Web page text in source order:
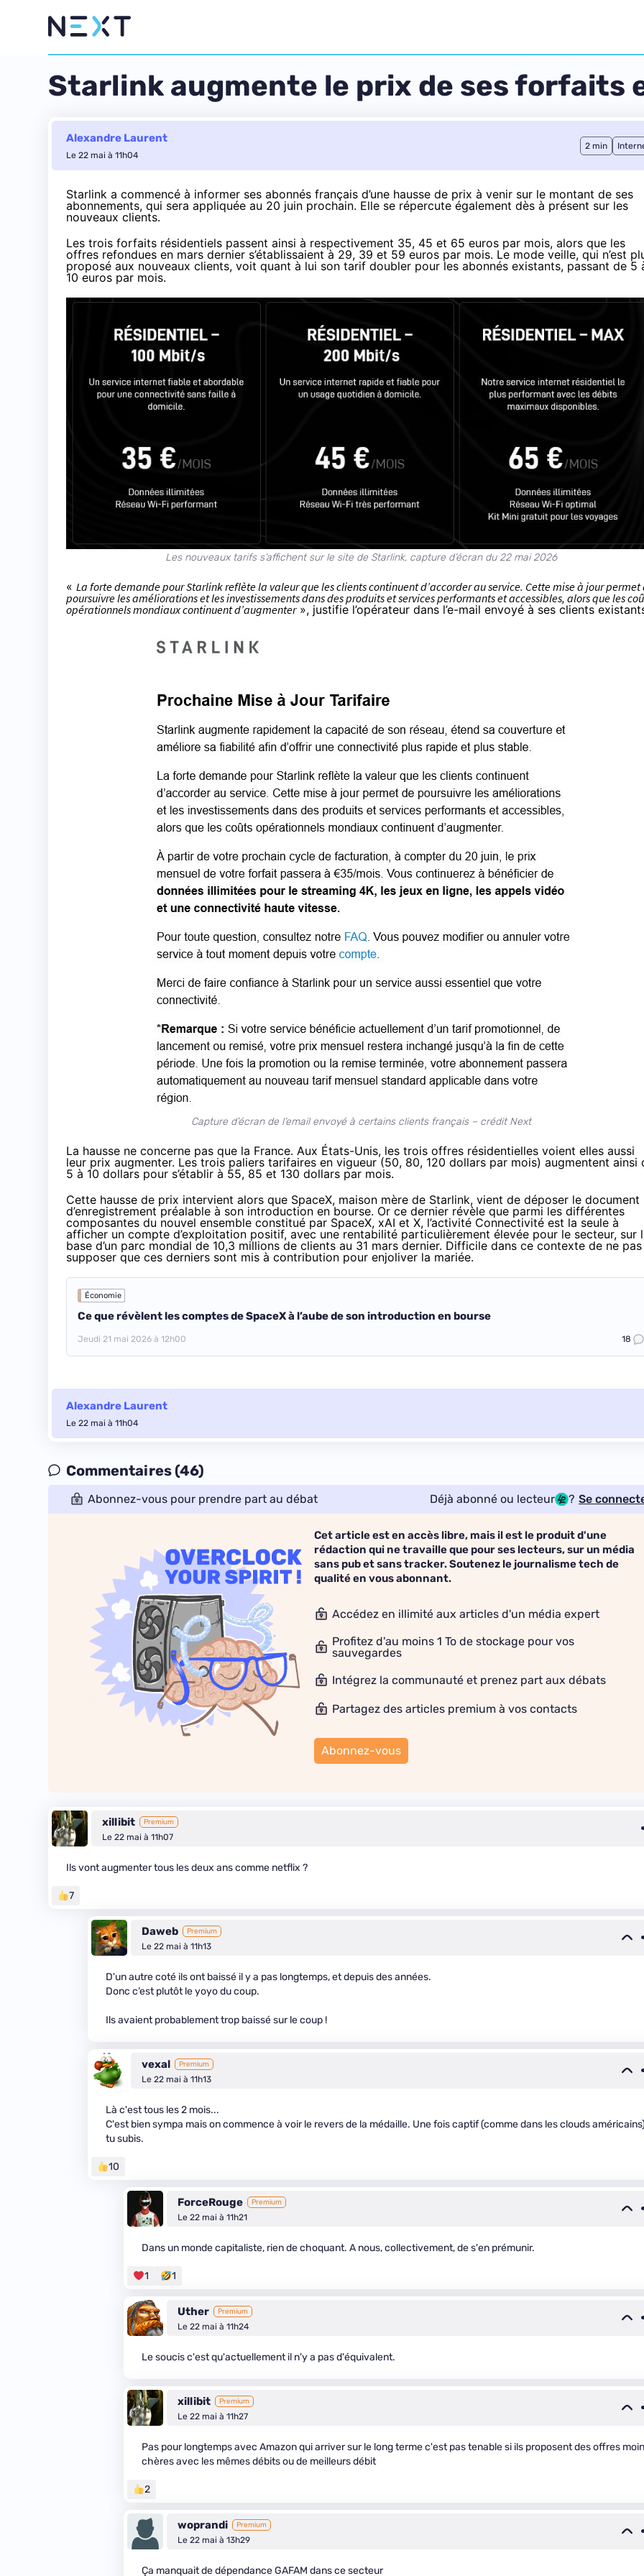
Starlink augmente le prix de ses forfaits
Alexandre Laurent
Le 22 mai à 11h04
2 min
Starlink a commencé à informer ses abonnés français d’une hausse de prix à venir sur le montant de ses
abonnements, qui sera appliquée au 20 juin prochain. Elle se répercute également dès à présent sur les
nouveaux clients.
Les trois forfaits résidentiels passent ainsi à respectivement 35, 45 et 65 euros par mois, alors que les
offres refondues en mars dernier s’établissaient à 29, 39 et 59 euros par mois. Le mode veille, qui n’est
proposé aux nouveaux clients, voit quant à lui son tarif doubler pour les abonnés existants, passant de 5
10 euros par mois.
Les nouveaux tarifs s’affichent sur le site de Starlink, capture d’écran du 22 mai 2026
« La forte demande pour Starlink reflète la valeur que les clients continuent d’accorder au service. Cette mise à jour permet
poursuivre les améliorations et les investissements dans des produits et services performants et accessibles, alors que les
opérationnels mondiaux continuent d’augmenter», justifie l’opérateur dans l’e-mail envoyé à ses clients
Capture d’écran de l’email envoyé à certains clients français – crédit Next
La hausse ne concerne pas que la France. Aux États-Unis, les trois offres résidentielles voient elles aussi
leur prix augmenter. Les trois paliers tarifaires en vigueur (50, 80, 120 dollars par mois) augmentent ainsi
5 à 10 dollars pour s’établir à 55, 85 et 130 dollars par mois.
Cette hausse de prix intervient alors que SpaceX, maison mère de Starlink, vient de déposer le document
d’enregistrement préalable à son introduction en bourse. Or ce dernier révèle que parmi les différentes
composantes du nouvel ensemble constitué par SpaceX, xAI et X, l’activité Connectivité est la seule à
afficher un compte d’exploitation positif, avec une rentabilité particulièrement élevée pour le secteur, sur
base d’un parc mondial de 10,3 millions de clients au 31 mars dernier. Difficile dans ce contexte de ne pas
supposer que ces derniers sont mis à contribution pour enjoliver la mariée.
Économie
Ce que révèlent les comptes de SpaceX à l’aube de son introduction en bourse
Jeudi 21 mai 2026 à 12h00 18
Alexandre Laurent
Le 22 mai à 11h04
Commentaires (46)
Abonnez-vous pour prendre part au débat Déjà abonné ou lecteur ? Se
Cet article est en accès libre, mais il est le produit d'une
rédaction qui ne travaille que pour ses lecteurs, sur un média
sans pub et sans tracker. Soutenez le journalisme tech de
qualité en vous abonnant.
Accédez en illimité aux articles d'un média expert
Profitez d'au moins 1 To de stockage pour vos
sauvegardes
Intégrez la communauté et prenez part aux débats
Partagez des articles premium à vos contacts
Abonnez-vous
xillibit Premium
Le 22 mai à 11h07
Ils vont augmenter tous les deux ans comme netflix ?
7
Daweb Premium
Le 22 mai à 11h13
D'un autre coté ils ont baissé il y a pas longtemps, et depuis des années.
Donc c’est plutôt le yoyo du coup.
Ils avaient probablement trop baissé sur le coup !
vexal Premium
Le 22 mai à 11h13
Là c'est tous les 2 mois...
C'est bien sympa mais on commence à voir le revers de la médaille. Une fois captif (comme dans les clouds
tu subis.
10
ForceRouge Premium
Le 22 mai à 11h21
Dans un monde capitaliste, rien de choquant. A nous, collectivement, de s'en prémunir.
1 1
Uther Premium
Le 22 mai à 11h24
Le soucis c'est qu'actuellement il n'y a pas d'équivalent.
xillibit Premium
Le 22 mai à 11h27
Pas pour longtemps avec Amazon qui arriver sur le long terme c'est pas tenable si ils proposent des offres
chères avec les mêmes débits ou de meilleurs débit
2
woprandi Premium
Le 22 mai à 13h29
Ça manquait de dépendance GAFAM dans ce secteur